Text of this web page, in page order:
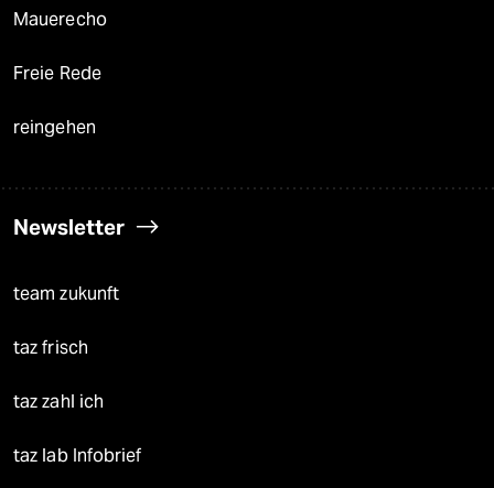
Mauerecho
Freie Rede
reingehen
Newsletter
team zukunft
taz frisch
taz zahl ich
taz lab Infobrief